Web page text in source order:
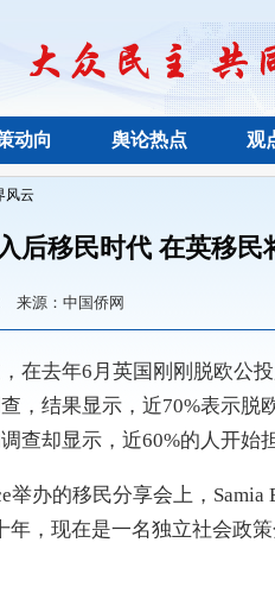
动向 舆论热点 观
风云
后移民时代 在英移民
来源：中国侨网
去年6月英国刚刚脱欧公投
，结果显示，近70%表示脱
查却显示，近60%的人开始
办的移民分享会上，Samia
，现在是一名独立社会政策